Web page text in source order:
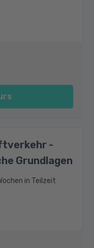
-
Grundlagen
in Teilzeit